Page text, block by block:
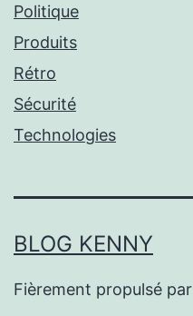
Politique
Produits
Rétro
Sécurité
Technologies
BLOG KENNY
Fièrement propulsé par